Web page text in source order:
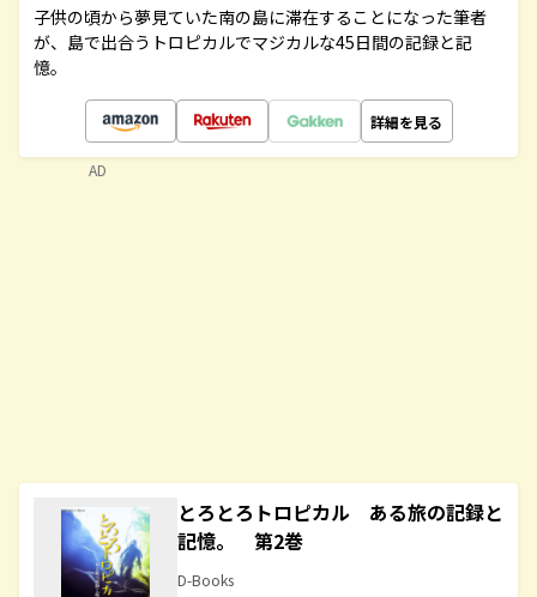
子供の頃から夢見ていた南の島に滞在することになった筆者
が、島で出合うトロピカルでマジカルな45日間の記録と記
憶。
詳細を見る
とろとろトロピカル ある旅の記録と
記憶。 第2巻
D-Books
AD